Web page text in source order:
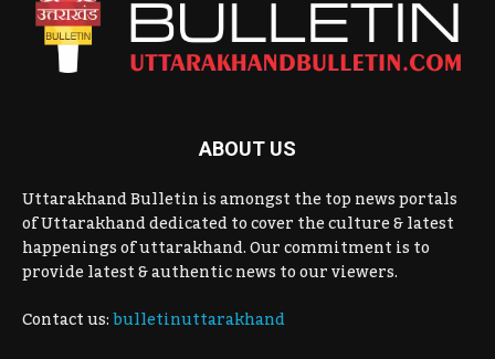
ABOUT US
Uttarakhand Bulletin is amongst the top news portals
of Uttarakhand dedicated to cover the culture & latest
happenings of uttarakhand. Our commitment is to
provide latest & authentic news to our viewers.
Contact us:bulletinuttarakhand